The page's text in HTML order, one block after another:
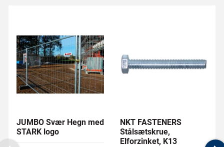
JUMBO Svær Hegn med
STARK logo
NKT FASTENERS
Stålsætskrue,
Elforzinket, K13